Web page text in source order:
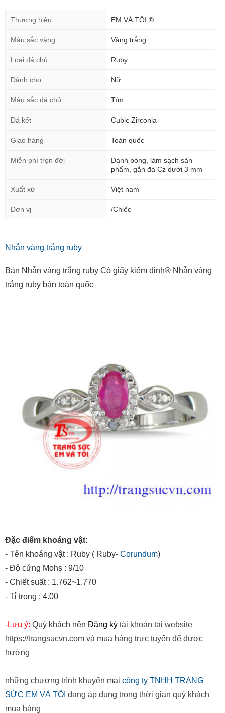
Thương hiệu EM VÀ TÔI ®
Màu sắc vàng Vàng trắng
Loại đá chủ Ruby
Dành cho Nữ
Màu sắc đá chủ Tím
Đá kết Cubic Zirconia
Giao hàng Toàn quốc
Miễn phí trọn đời
Đánh bóng, làm sạch sản
phẩm, gắn đá Cz dưới 3 mm
Xuất xứ Việt nam
Đơn vị /Chiếc
Nhẫn vàng trắng ruby
Bán Nhẫn vàng trắng ruby Có giấy kiểm định® Nhẫn vàng
trắng ruby bán toàn quốc
Đặc điểm khoáng vật:
- Tên khoáng vật : Ruby ( Ruby- Corundum)
- Độ cứng Mohs : 9/10
- Chiết suất : 1.762~1.770
- Tỉ trọng : 4.00
-Lưu ý: Quý khách nên Đăng ký tài khoản tại website
https://trangsucvn.com và mua hàng trực tuyến để được
hưởng
những chương trình khuyến mại công ty TNHH TRANG
SỨC EM VÀ TÔI đang áp dụng trong thời gian quý khách
mua hàng